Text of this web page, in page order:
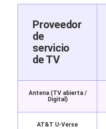
Proveedor
de
servicio
de TV
Antena (TV abierta /
Digital)
AT&T U-Verse